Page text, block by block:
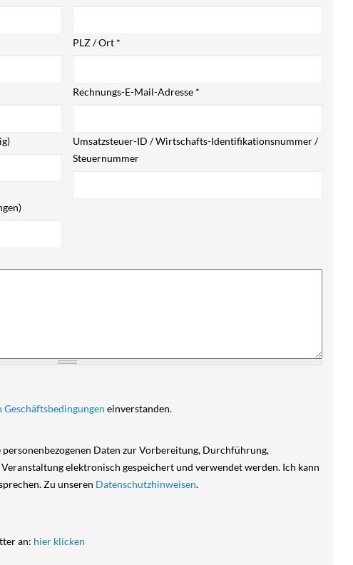
PLZ / Ort *
Rechnungs-E-Mail-Adresse *
Umsatzsteuer-ID / Wirtschafts-Identifikationsnummer /
Steuernummer
Geschäftsbedingungen einverstanden.
Daten zur Vorbereitung, Durchführung,
elektronisch gespeichert und verwendet werden. Ich kann
Zu unseren Datenschutzhinweisen.
an: hier klicken